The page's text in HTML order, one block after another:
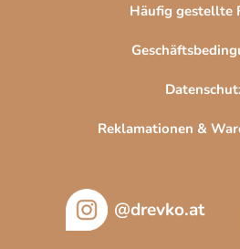
Häufig gestellte
Reklamationen &
@drevko.at